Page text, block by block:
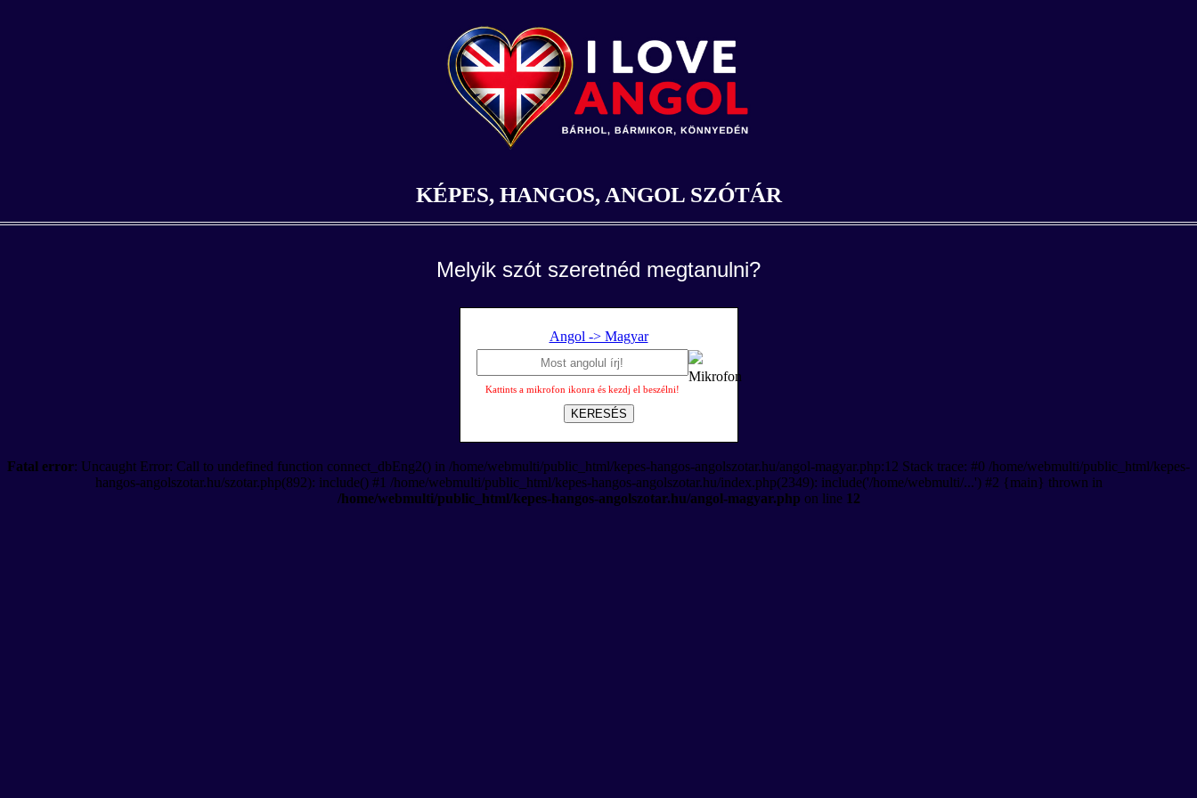
KÉPES, HANGOS, ANGOL SZÓTÁR
Melyik szót szeretnéd megtanulni?
Angol -> Magyar
Kattints a mikrofon ikonra és kezdj el beszélni!
KERESÉS
Fatal error: Uncaught Error: Call to undefined function connect_dbEng2() in /home/webmulti/public_html/kepes-hangos-angolszotar.hu/angol-magyar.php:12 Stack trace: #0 /home/webmulti/public_html/kepes-
hangos-angolszotar.hu/szotar.php(892): include() #1 /home/webmulti/public_html/kepes-hangos-angolszotar.hu/index.php(2349): include('/home/webmulti/...') #2 {main} thrown in
/home/webmulti/public_html/kepes-hangos-angolszotar.hu/angol-magyar.php on line 12